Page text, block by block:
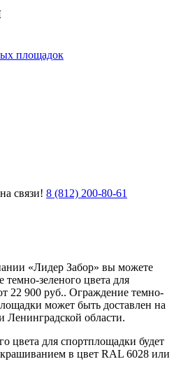
площадок
связи! 8 (812) 200-80-61
«Лидер Забор» вы можете
зеленого цвета для
22 900 руб.. Ограждение темно-
может быть доставлен на
Ленинградской области.
цвета для спортплощадки будет
в цвет RAL 6028 или